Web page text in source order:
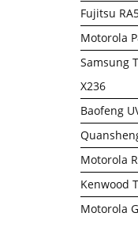
Fujitsu
Motorola
Samsung
X236
Baofeng
Motorola
Kenwood
Motorola